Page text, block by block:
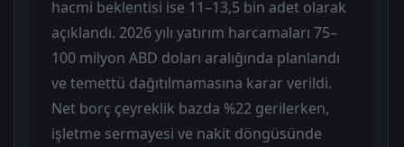
hacmi beklentisi ise 11–13,5 bin adet olarak
açıklandı. 2026 yılı yatırım harcamaları 75–
100 milyon ABD doları aralığında planlandı
ve temettü dağıtılmamasına karar verildi.
Net borç çeyreklik bazda %22 gerilerken,
işletme sermayesi ve nakit döngüsünde